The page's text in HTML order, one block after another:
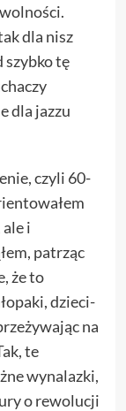
dla nisz
szybko tę
dla jazzu
czyli 60-
i
patrząc
że to
dzieci-
na
te
wynalazki,
o rewolucji